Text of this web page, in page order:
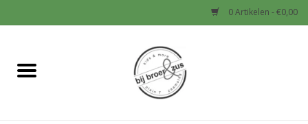
0 Artikelen - €0,00
Home